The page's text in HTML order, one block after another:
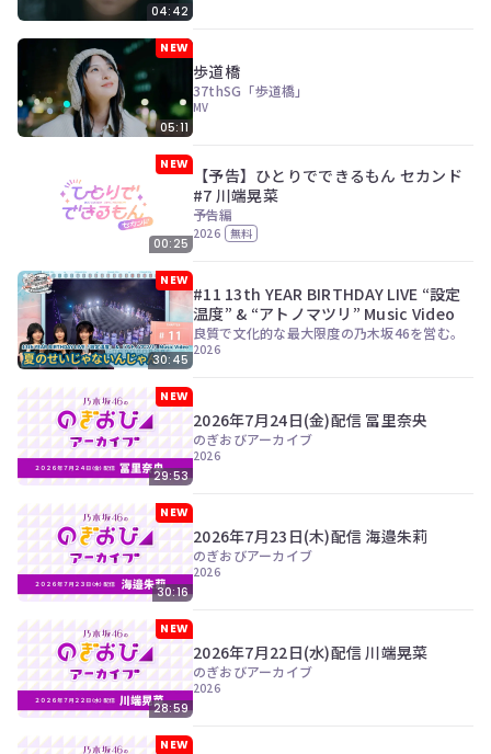
す。
今
す
ぐ
会
員
登
録
04:42
NEW
05:11
歩道橋
37thSG「歩道橋」
MV
NEW
00:25
【予告】ひとりでできるもん セカンド
#7 川端晃菜
予告編
2026 無料
NEW
30:45
#11 13th YEAR BIRTHDAY LIVE “設定
温度” & “アトノマツリ” Music Video
良質で文化的な最大限度の乃木坂46を営む。
2026
NEW
29:53
2026年7月24日(金)配信 冨里奈央
のぎおびアーカイブ
2026
NEW
30:16
2026年7月23日(木)配信 海邉朱莉
のぎおびアーカイブ
2026
NEW
28:59
2026年7月22日(水)配信 川端晃菜
のぎおびアーカイブ
2026
NEW